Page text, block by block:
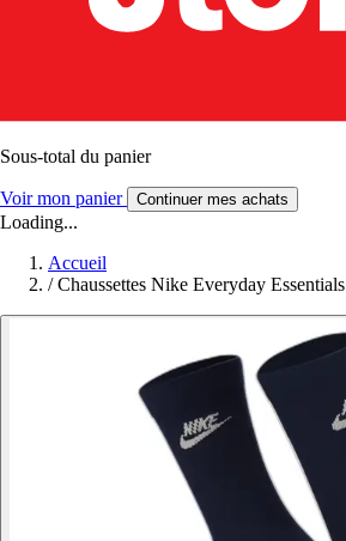
Sous-total du panier
Voir mon panier Continuer mes achats
Loading...
Accueil
/ Chaussettes Nike Everyday Essentials